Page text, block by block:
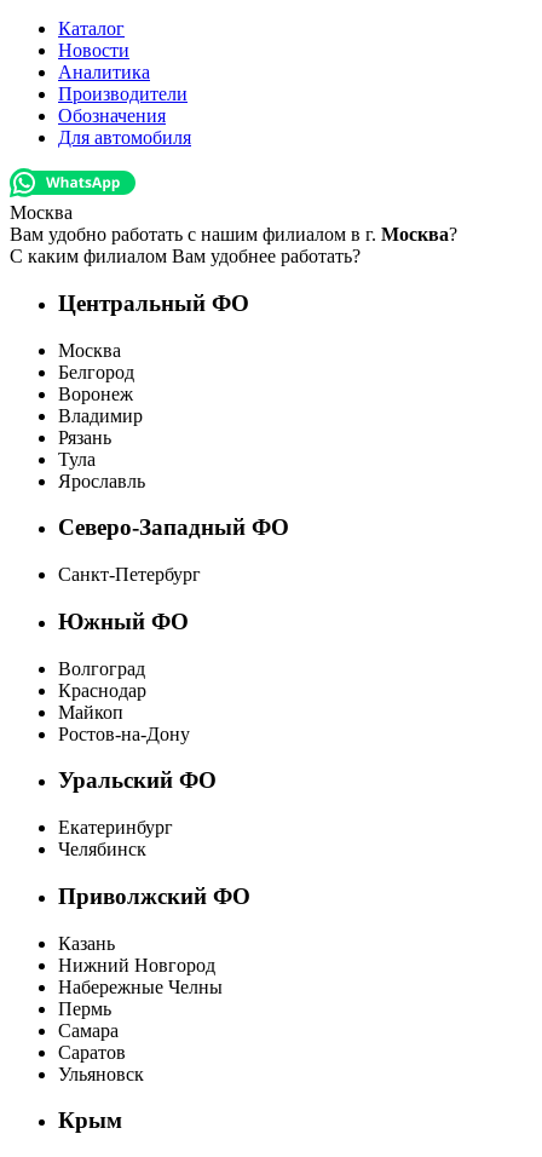
Каталог
Новости
Аналитика
Производители
Обозначения
Для автомобиля
Москва
Вам удобно работать с нашим филиалом в г. Москва?
С каким филиалом Вам удобнее работать?
Центральный ФО
Москва
Белгород
Воронеж
Владимир
Рязань
Тула
Ярославль
Северо-Западный ФО
Санкт-Петербург
Южный ФО
Волгоград
Краснодар
Майкоп
Ростов-на-Дону
Уральский ФО
Екатеринбург
Челябинск
Приволжский ФО
Казань
Нижний Новгород
Набережные Челны
Пермь
Самара
Саратов
Ульяновск
Крым